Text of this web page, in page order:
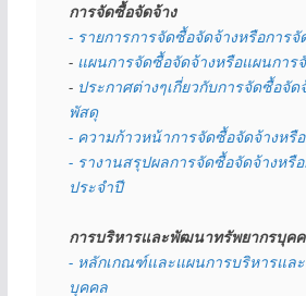
การจัดซื้อจัดจ้าง
- รายการการจัดซื้อจัดจ้างหรือการ
- แผนการจัดซื้อจัดจ้างหรือแผนการ
- ประกาศต่างๆเกี่ยวกับการจัดซื้อจัด
พัสดุ
- ความก้าวหน้าการจัดซื้อจัดจ้างหรื
- รางานสรุปผลการจัดซื้อจัดจ้างหรื
ประจำปี
การบริหารและพัฒนาทรัพยากรบุค
- หลักเกณฑ์และแผนการบริหารแล
บุคคล